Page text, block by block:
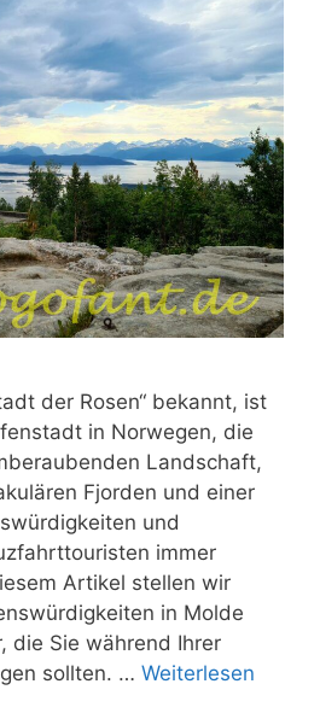
der Rosen“ bekannt, ist
in Norwegen, die
Landschaft,
Fjorden und einer
und
immer
Artikel stellen wir
in Molde
die Sie während Ihrer
sollten. … Weiterlesen